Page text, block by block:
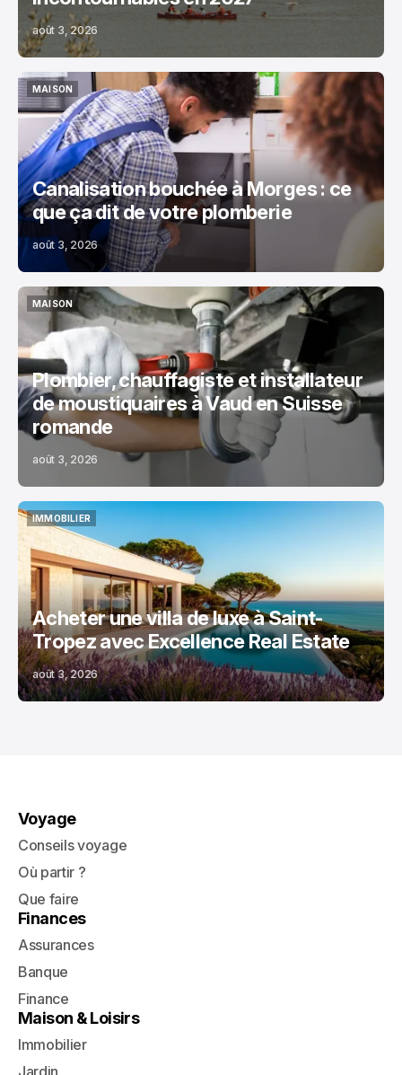
août 3, 2026
MAISON
MAISON
Canalisation bouchée à Morges : ce
que ça dit de votre plomberie
août 3, 2026
MAISON
MAISON
Plombier, chauffagiste et installateur
de moustiquaires à Vaud en Suisse
romande
août 3, 2026
IMMOBILIER
IMMOBILIER
Acheter une villa de luxe à Saint-
Tropez avec Excellence Real Estate
août 3, 2026
Voyage
Conseils voyage
Où partir ?
Que faire
Finances
Assurances
Banque
Finance
Maison & Loisirs
Immobilier
Jardin